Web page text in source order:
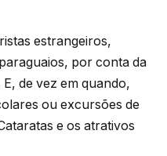
estrangeiros,
por conta da
de vez em quando,
ou excursões de
e os atrativos